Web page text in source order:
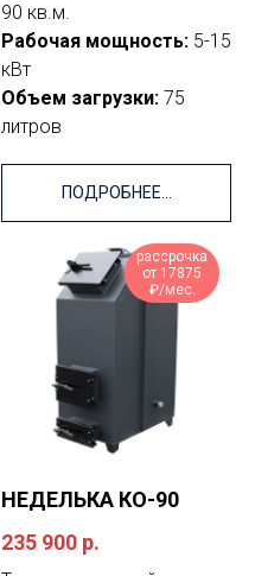
90 кв.м.
Рабочая мощность: 5-15
кВт
Объем загрузки: 75
литров
ПОДРОБНЕЕ...
рассрочка
от 17875
₽/мес.
НЕДЕЛЬКА КО-90
235 900 р.